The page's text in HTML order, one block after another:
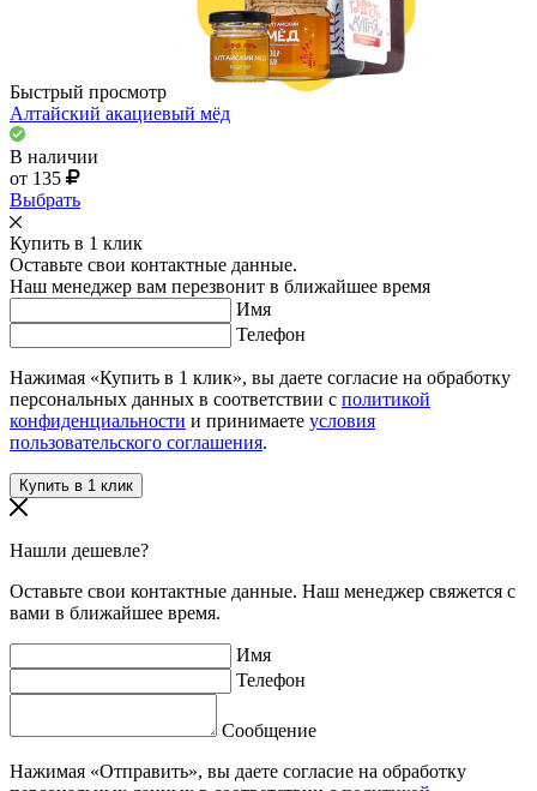
Быстрый просмотр
Алтайский акациевый мёд
В наличии
от 135
Выбрать
Купить в 1 клик
Оставьте свои контактные данные.
Наш менеджер вам перезвонит в ближайшее время
Имя
Телефон
Нажимая «Купить в 1 клик», вы даете согласие на обработку
персональных данных в соответствии с политикой
конфиденциальности и принимаете условия
пользовательского соглашения.
Нашли дешевле?
Оставьте свои контактные данные. Наш менеджер свяжется с
вами в ближайшее время.
Имя
Телефон
Сообщение
Нажимая «Отправить», вы даете согласие на обработку